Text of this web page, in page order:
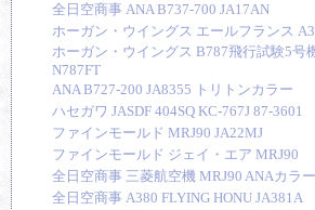
全日空商事 ANA B737-700 JA17AN
ホーガン・ウイングス エールフランス
ホーガン・ウイングス B787飛行試験5号
N787FT
ANA B727-200 JA8355 トリトンカラー
ハセガワ JASDF 404SQ KC-767J 87-3601
ファインモールド MRJ90 JA22MJ
ファインモールド ジェイ・エア MRJ90
全日空商事 三菱航空機 MRJ90 ANAカラー
全日空商事 A380 FLYING HONU JA381A